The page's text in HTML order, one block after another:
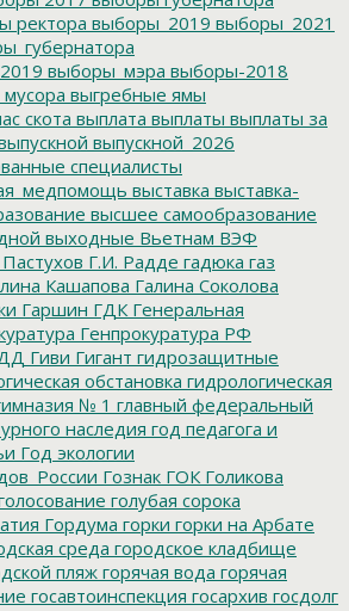
ректора выборы_2019 выборы_2021
выборы_мэра выборы-2018
выгребные ямы
скота выплата выплаты выплаты за
выпускной_2026
специалисты
выставка выставка-
высшее самообразование
выходные Вьетнам ВЭФ
Г.И. Радде гадюка газ
Кашапова Галина Соколова
Гаршин ГДК Генеральная
Генпрокуратура РФ
Гиви Гигант гидрозащитные
обстановка гидрологическая
№ 1 главный федеральный
наследия год педагога и
Год экологии
Гознак ГОК Голикова
голубая сорока
Гордума горки горки на Арбате
среда городское кладбище
пляж горячая вода горячая
госавтоинспекция госархив госдолг